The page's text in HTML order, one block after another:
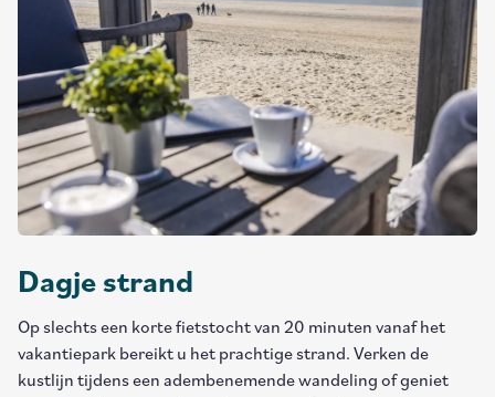
Dagje strand
Op slechts een korte fietstocht van 20 minuten vanaf het
vakantiepark bereikt u het prachtige strand. Verken de
kustlijn tijdens een adembenemende wandeling of geniet